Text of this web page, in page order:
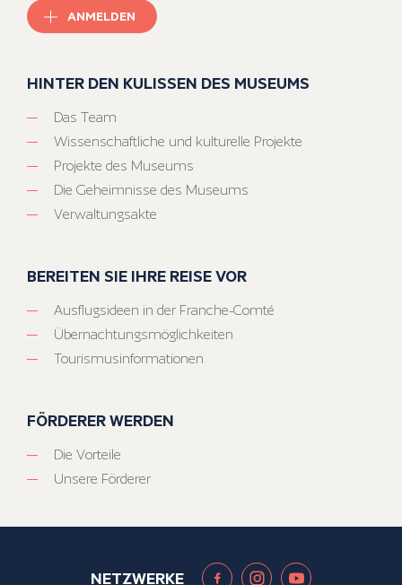
ANMELDEN
HINTER DEN KULISSEN DES MUSEUMS
Das Team
Wissenschaftliche und kulturelle Projekte
Projekte des Museums
Die Geheimnisse des Museums
Verwaltungsakte
BEREITEN SIE IHRE REISE VOR
Ausflugsideen in der Franche-Comté
Übernachtungsmöglichkeiten
Tourismusinformationen
FÖRDERER WERDEN
Die Vorteile
Unsere Förderer
NETZWERKE